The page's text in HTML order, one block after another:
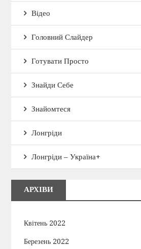
Відео
Головний Слайдер
Готувати Просто
Знайди Себе
Знайомтеся
Лонгріди
Лонгріди – Україна+
АРХІВИ
Квітень 2022
Березень 2022